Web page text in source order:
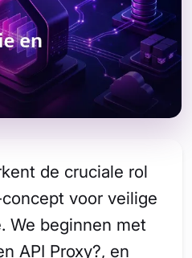
de cruciale rol
voor veilige
We beginnen met
API Proxy?, en